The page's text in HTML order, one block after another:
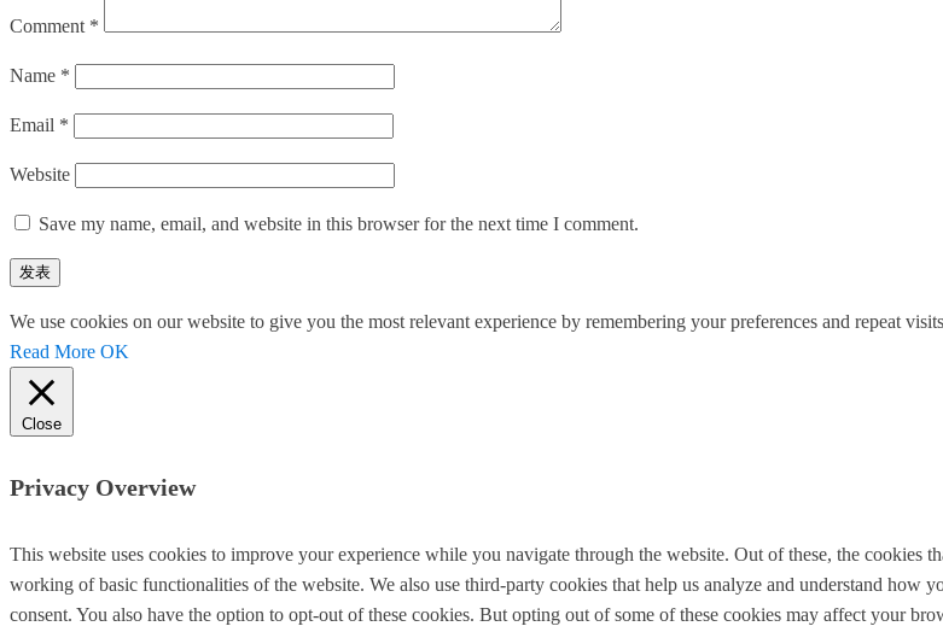
Comment *
Name *
Email *
Website
Save my name, email, and website in this browser for the next time I comment.
We use cookies on our website to give you the most relevant experience by remembering your preferences and repeat
Read More OK
Close
Privacy Overview
This website uses cookies to improve your experience while you navigate through the website. Out of these, the cookies
working of basic functionalities of the website. We also use third-party cookies that help us analyze and understand
consent. You also have the option to opt-out of these cookies. But opting out of some of these cookies may affect your